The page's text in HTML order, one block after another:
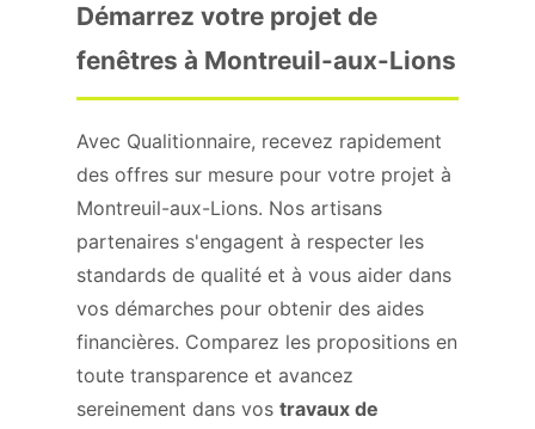
Démarrez votre projet de
fenêtres à Montreuil-aux-Lions
Avec Qualitionnaire, recevez rapidement
des offres sur mesure pour votre projet à
Montreuil-aux-Lions. Nos artisans
partenaires s'engagent à respecter les
standards de qualité et à vous aider dans
vos démarches pour obtenir des aides
financières. Comparez les propositions en
toute transparence et avancez
sereinement dans vos travaux de